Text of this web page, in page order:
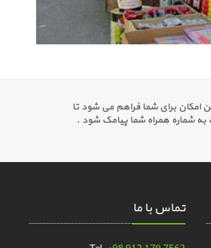
امکان برای شما فراهم می شود تا
به شماره همراه شما پیامک شود .
تماس با ما